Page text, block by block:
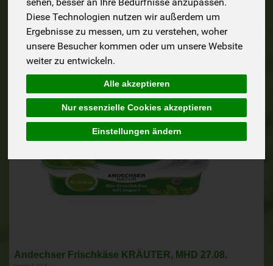
sehen, besser an Ihre Bedürfnisse anzupassen.
Diese Technologien nutzen wir außerdem um
Ergebnisse zu messen, um zu verstehen, woher
unsere Besucher kommen oder um unsere Website
weiter zu entwickeln.
Alle akzeptieren
Nur essenzielle Cookies akzeptieren
Einstellungen ändern
Aktion!
bis zum 14.8.2026
Andechser Frischkäse KRÄUTER, MHD 27.08.